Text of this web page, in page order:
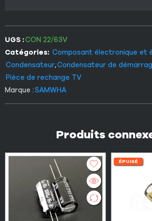
UGS :CON 22/63V
Catégories: Composant électronique et
Condensateur,Condensateur de
Pièce de rechange TV
Marque :SAMWHA
Produits
ÉPUISÉ